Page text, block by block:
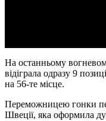
На останньому
відіграла одразу 9
на 56-те місце.
Переможницею гонки
Швеції, яка оформила